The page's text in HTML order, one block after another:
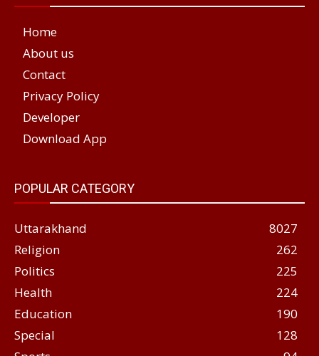
Home
About us
Contact
Privacy Policy
Developer
Download App
POPULAR CATEGORY
Uttarakhand
8027
Religion
262
Politics
225
Health
224
Education
190
Special
128